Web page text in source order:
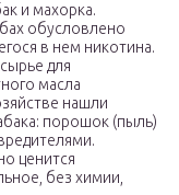
и махорка.
обусловлено
в нем никотина.
для
масла
нашли
порошок (пыль)
ценится
без химии,